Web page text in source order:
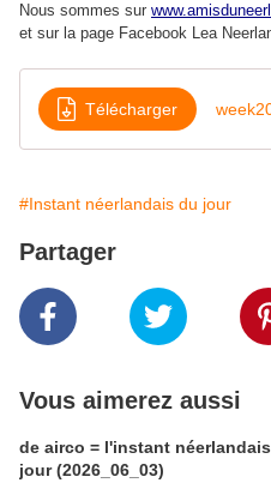
Nous sommes sur
et sur la page Facebook Lea
Télécharger
#Instant néerlandais du jour
Partager
Vous aimerez aussi
de airco = l'instant
jour (2026_06_03)